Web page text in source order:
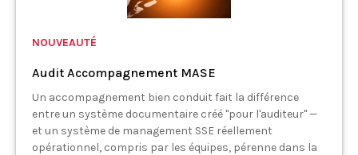
NOUVEAUTÉ
Audit Accompagnement MASE
Un accompagnement bien conduit fait la différence
entre un système documentaire créé "pour l'auditeur" —
et un système de management SSE réellement
opérationnel, compris par les équipes, pérenne dans la